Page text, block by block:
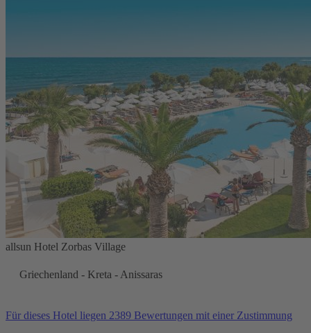
allsun Hotel Zorbas Village
Griechenland - Kreta - Anissaras
Für dieses Hotel liegen 2389 Bewertungen mit einer Zustimmung